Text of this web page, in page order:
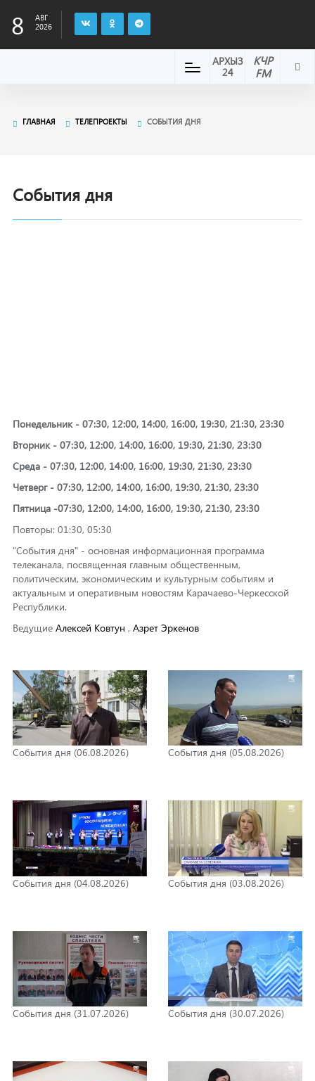
8
АВГ
2026
КЧР
FM
АРХЫЗ
24
ГЛАВНАЯ ТЕЛЕПРОЕКТЫ СОБЫТИЯ ДНЯ
События дня
Понедельник - 07:30, 12:00, 14:00, 16:00, 19:30, 21:30, 23:30
Вторник - 07:30, 12:00, 14:00, 16:00, 19:30, 21:30, 23:30
Среда - 07:30, 12:00, 14:00, 16:00, 19:30, 21:30, 23:30
Четверг - 07:30, 12:00, 14:00, 16:00, 19:30, 21:30, 23:30
Пятница -07:30, 12:00, 14:00, 16:00, 19:30, 21:30, 23:30
Повторы: 01:30, 05:30
"События дня" - основная информационная программа
телеканала, посвященная главным общественным,
политическим, экономическим и культурным событиям и
актуальным и оперативным новостям Карачаево-Черкесской
Республики.
Ведущие Алексей Ковтун , Азрет Эркенов
События дня (06.08.2026) События дня (05.08.2026)
События дня (04.08.2026) События дня (03.08.2026)
События дня (31.07.2026) События дня (30.07.2026)